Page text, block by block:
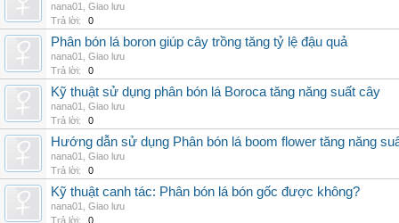
nana01
Giao lưu
Trả lời:
0
Phân bón lá boron giúp cây trồng tăng tỷ lệ đậu quả
nana01
Giao lưu
Trả lời:
0
Kỹ thuật sử dụng phân bón lá Boroca tăng năng suất cây
nana01
Giao lưu
Trả lời:
0
Hướng dẫn sử dụng Phân bón lá boom flower tăng năng
nana01
Giao lưu
Trả lời:
0
Kỹ thuật canh tác: Phân bón lá bón gốc được không?
nana01
Giao lưu
Trả lời:
0